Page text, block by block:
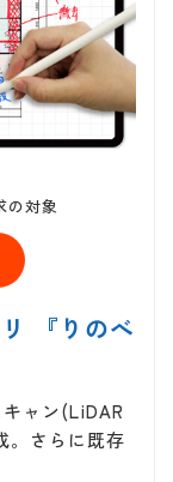
の対象
『りのべ
キャン(LiDAR
。さらに既存